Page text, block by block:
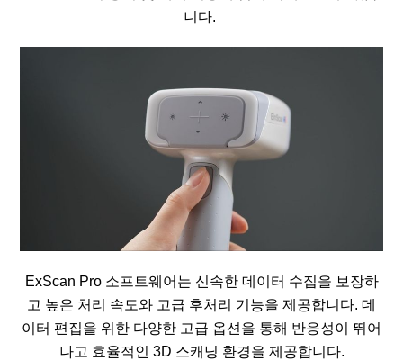
니다.
ExScan Pro 소프트웨어는 신속한 데이터 수집을 보장하
고 높은 처리 속도와 고급 후처리 기능을 제공합니다. 데
이터 편집을 위한 다양한 고급 옵션을 통해 반응성이 뛰어
나고 효율적인 3D 스캐닝 환경을 제공합니다.